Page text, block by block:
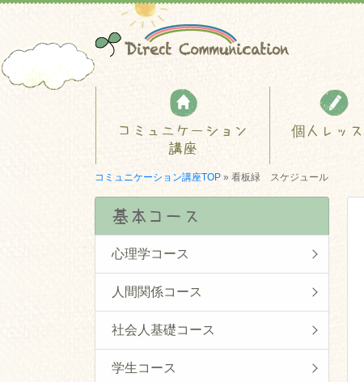
コミュニケーション
講座
個人レッ
コミュニケーション講座TOP » 看板緑 スケジュール
基本コース
心理学コース
人間関係コース
社会人基礎コース
学生コース